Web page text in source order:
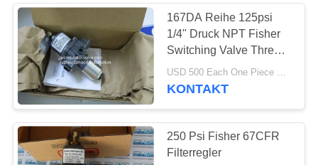
WERKSBESICHTIGUNG
QUALITÄTSKONTROLLE
KONTAKT
MIT
UNS
167DA Reihe 125psi
1/4" Druck NPT Fisher
Switching Valve Three
Way
USD 500 Each One Piece MOQ:6Sets
KONTAKT
250 Psi Fisher 67CFR
Filterregler